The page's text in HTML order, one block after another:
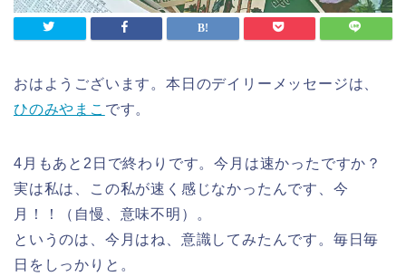
おはようございます。本日のデイリーメッセージは、
ひのみやまこ です。
4月もあと2日で終わりです。今月は速かったですか？
実は私は、この私が速く感じなかったんです、今
月！！（自慢、意味不明）。
というのは、今月はね、意識してみたんです。毎日毎
日をしっかりと。